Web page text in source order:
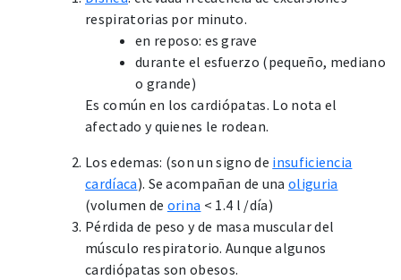
respiratorias por minuto.
en reposo: es grave
durante el esfuerzo (pequeño, mediano
o grande)
Es común en los cardiópatas. Lo nota el
afectado y quienes le rodean.
Los edemas: (son un signo de insuficiencia
cardíaca). Se acompañan de una oliguria
(volumen de orina < 1.4 l /día)
Pérdida de peso y de masa muscular del
músculo respiratorio. Aunque algunos
cardiópatas son obesos.